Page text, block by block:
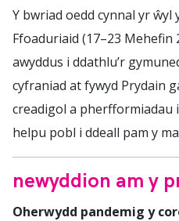
Y bwriad oedd cynnal yr ŵyl
Ffoaduriaid (17–23 Mehefin
awyddus i ddathlu’r
cyfraniad at fywyd Prydain
creadigol a pherfformiadau
helpu pobl i ddeall pam y
newyddion am y
Oherwydd pandemig y